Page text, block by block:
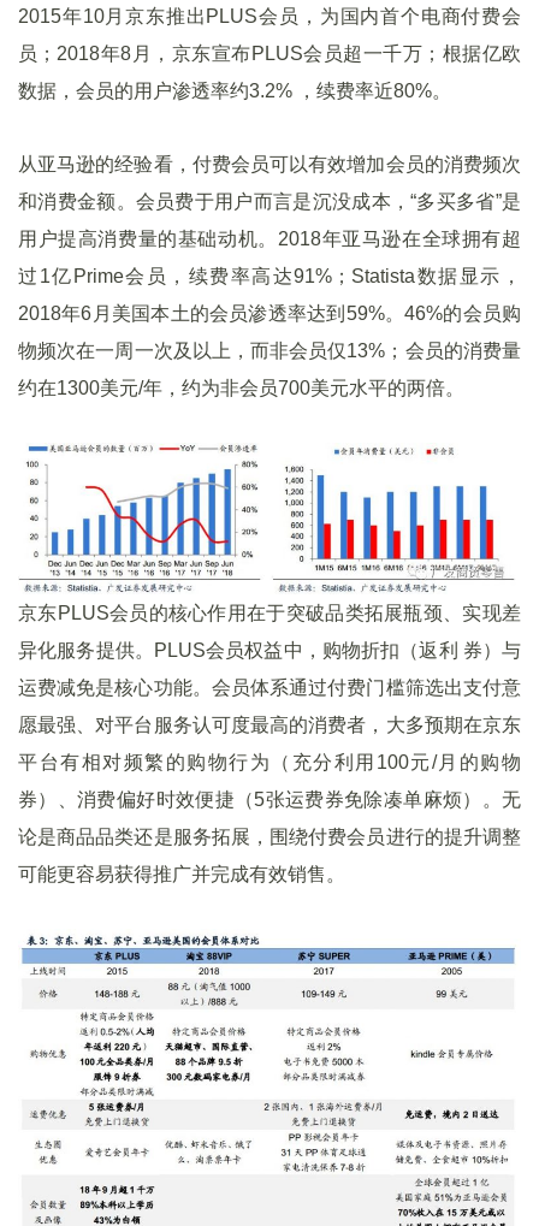
2015年10月京东推出PLUS会员，为国内首个电商付费会
员；2018年8月，京东宣布PLUS会员超一千万；根据亿欧
数据，会员的用户渗透率约3.2% ，续费率近80%。
从亚马逊的经验看，付费会员可以有效增加会员的消费频次
和消费金额。会员费于用户而言是沉没成本，“多买多省”是
用户提高消费量的基础动机。2018年亚马逊在全球拥有超
过1亿Prime会员，续费率高达91%；Statista数据显示，
2018年6月美国本土的会员渗透率达到59%。46%的会员购
物频次在一周一次及以上，而非会员仅13%；会员的消费量
约在1300美元/年，约为非会员700美元水平的两倍。
京东PLUS会员的核心作用在于突破品类拓展瓶颈、实现差
异化服务提供。PLUS会员权益中，购物折扣（返利 券）与
运费减免是核心功能。会员体系通过付费门槛筛选出支付意
愿最强、对平台服务认可度最高的消费者，大多预期在京东
平台有相对频繁的购物行为（充分利用100元/月的购物
券）、消费偏好时效便捷（5张运费券免除凑单麻烦）。无
论是商品品类还是服务拓展，围绕付费会员进行的提升调整
可能更容易获得推广并完成有效销售。